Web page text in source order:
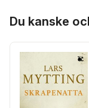
Du kanske